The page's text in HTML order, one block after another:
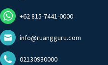
+62 815-7441-0000
info@ruangguru.com
02130930000